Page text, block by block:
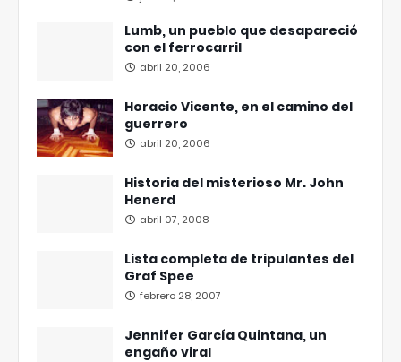
Lumb, un pueblo que desapareció
con el ferrocarril
abril 20, 2006
Horacio Vicente, en el camino del
guerrero
abril 20, 2006
Historia del misterioso Mr. John
Henerd
abril 07, 2008
Lista completa de tripulantes del
Graf Spee
febrero 28, 2007
Jennifer García Quintana, un
engaño viral